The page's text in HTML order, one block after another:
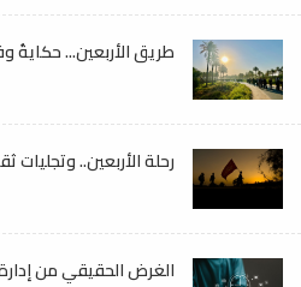
طريق الأربعين... حكايةُ
رحلة الأربعين..
الغرض الحقيقي من